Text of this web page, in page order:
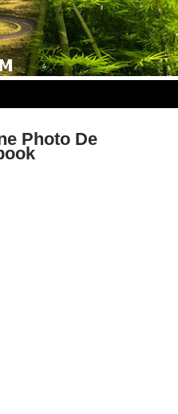
Photo De